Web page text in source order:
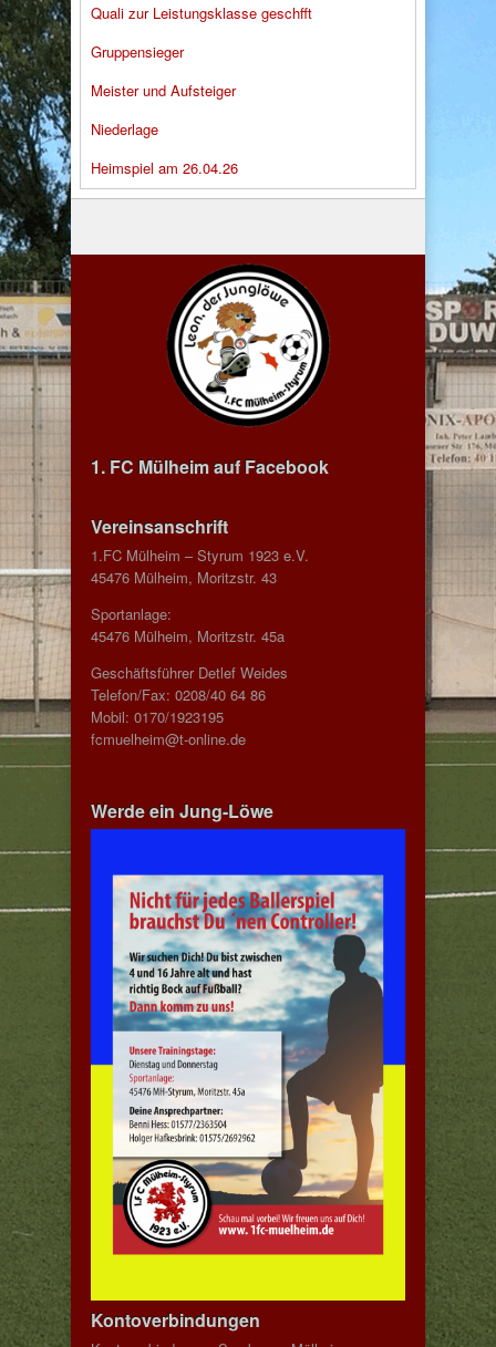
Quali zur Leistungsklasse geschfft
Gruppensieger
Meister und Aufsteiger
Niederlage
Heimspiel am 26.04.26
1. FC Mülheim auf Facebook
Vereinsanschrift
1.FC Mülheim – Styrum 1923 e.V.
45476 Mülheim, Moritzstr. 43
Sportanlage:
45476 Mülheim, Moritzstr. 45a
Geschäftsführer Detlef Weides
Telefon/Fax: 0208/40 64 86
Mobil: 0170/1923195
fcmuelheim@t-online.de
Werde ein Jung-Löwe
Kontoverbindungen